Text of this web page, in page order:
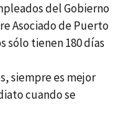
del Gobierno
Asociado de Puerto
sólo tienen 180 días
siempre es mejor
cuando se